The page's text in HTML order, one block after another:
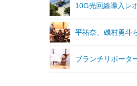
10G光回線導入レ
平祐奈、磯村勇斗
ブランチリポータ